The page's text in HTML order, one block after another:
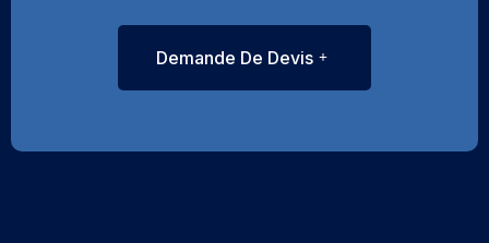
Demande De Devis